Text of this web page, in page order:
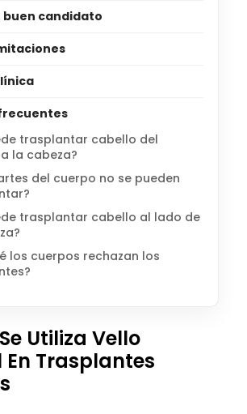
buen candidato
trasplantar cabello del
la cabeza?
del cuerpo no se pueden
trasplantar cabello al lado de
los cuerpos rechazan los
Utiliza Vello
Trasplantes